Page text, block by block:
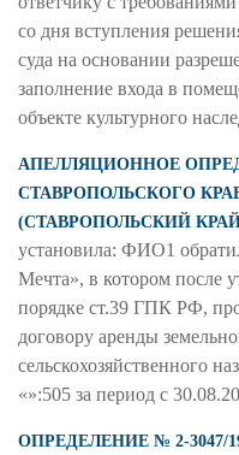
со дня вступления
суда на основании
заполнение входа в
объекте культурного
АПЕЛЛЯЦИОННОЕ
СТАВРОПОЛЬСКОГО
(СТАВРОПОЛЬСКИЙ
установила: ФИО1
Мечта», в котором после
порядке ст.39 ГПК РФ,
договору аренды
сельскохозяйственного
«»:505 за период с
ОПРЕДЕЛЕНИЕ № 2-3047/